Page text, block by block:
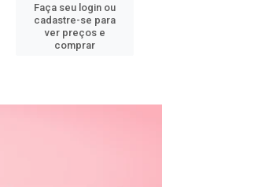
Faça seu login ou
cadastre-se para
ver preços e
comprar